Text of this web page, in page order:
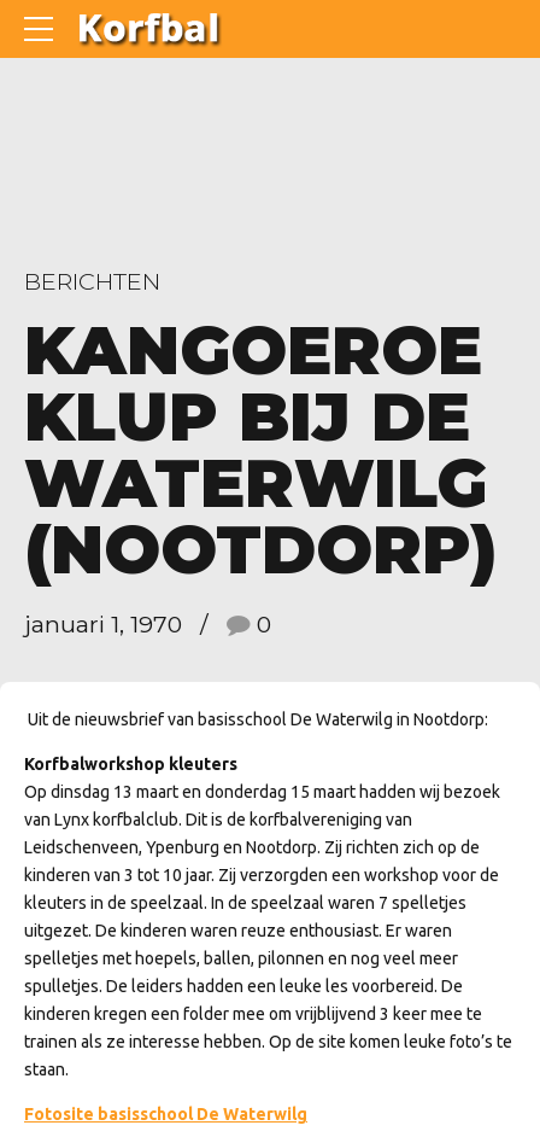
BERICHTEN
KANGOEROE
KLUP BIJ DE
WATERWILG
(NOOTDORP)
januari 1, 1970 0
Uit de nieuwsbrief van basisschool De Waterwilg in Nootdorp:
Korfbalworkshop kleuters
Op dinsdag 13 maart en donderdag 15 maart hadden wij bezoek
van Lynx korfbalclub. Dit is de korfbalvereniging van
Leidschenveen, Ypenburg en Nootdorp. Zij richten zich op de
kinderen van 3 tot 10 jaar. Zij verzorgden een workshop voor de
kleuters in de speelzaal. In de speelzaal waren 7 spelletjes
uitgezet. De kinderen waren reuze enthousiast. Er waren
spelletjes met hoepels, ballen, pilonnen en nog veel meer
spulletjes. De leiders hadden een leuke les voorbereid. De
kinderen kregen een folder mee om vrijblijvend 3 keer mee te
trainen als ze interesse hebben. Op de site komen leuke foto’s te
staan.
Fotosite basisschool De Waterwilg